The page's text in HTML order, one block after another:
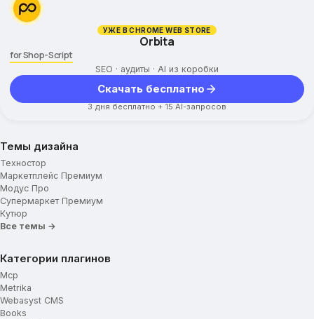
УЖЕ В CHROME WEB STORE
Orbita
for Shop-Script
SEO · аудиты · AI из коробки
Скачать бесплатно
3 дня бесплатно + 15 AI-запросов
Темы дизайна
Техностор
Маркетплейс Премиум
Модус Про
Супермаркет Премиум
Кутюр
Все темы →
Категории плагинов
Mcp
Metrika
Webasyst CMS
Books